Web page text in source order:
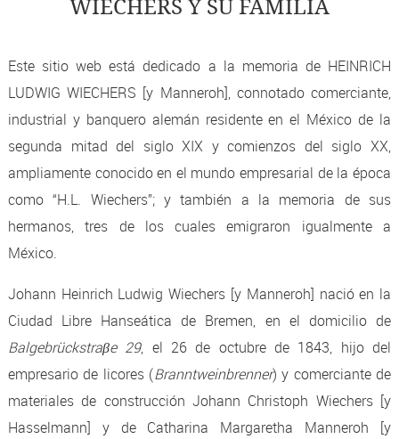
WIECHERS Y SU FAMILIA
Este sitio web está dedicado a la memoria de HEINRICH
LUDWIG WIECHERS [y Manneroh], connotado comerciante,
industrial y banquero alemán residente en el México de la
segunda mitad del siglo XIX y comienzos del siglo XX,
ampliamente conocido en el mundo empresarial de la época
como “H.L. Wiechers”; y también a la memoria de sus
hermanos, tres de los cuales emigraron igualmente a
México.
Johann Heinrich Ludwig Wiechers [y Manneroh] nació en la
Ciudad Libre Hanseática de Bremen, en el domicilio de
Balgebrückstraβe 29, el 26 de octubre de 1843, hijo del
empresario de licores (Branntweinbrenner) y comerciante de
materiales de construcción Johann Christoph Wiechers [y
Hasselmann] y de Catharina Margaretha Manneroh [y